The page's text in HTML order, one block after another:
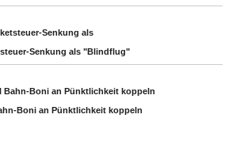
Senkung als "Blindflug"
Boni an Pünktlichkeit koppeln